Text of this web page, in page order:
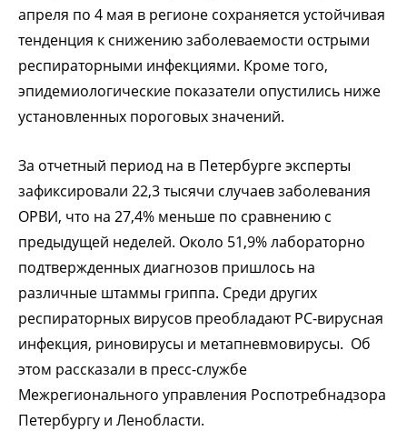
апреля по 4 мая в регионе сохраняется устойчивая
тенденция к снижению заболеваемости острыми
респираторными инфекциями. Кроме того,
эпидемиологические показатели опустились ниже
установленных пороговых значений.
За отчетный период на в Петербурге эксперты
зафиксировали 22,3 тысячи случаев заболевания
ОРВИ, что на 27,4% меньше по сравнению с
предыдущей неделей. Около 51,9% лабораторно
подтвержденных диагнозов пришлось на
различные штаммы гриппа. Среди других
респираторных вирусов преобладают РС-вирусная
инфекция, риновирусы и метапневмовирусы. Об
этом рассказали в пресс-службе
Межрегионального управления Роспотребнадзора
Петербургу и Ленобласти.